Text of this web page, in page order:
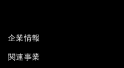
企業情報
関連事業